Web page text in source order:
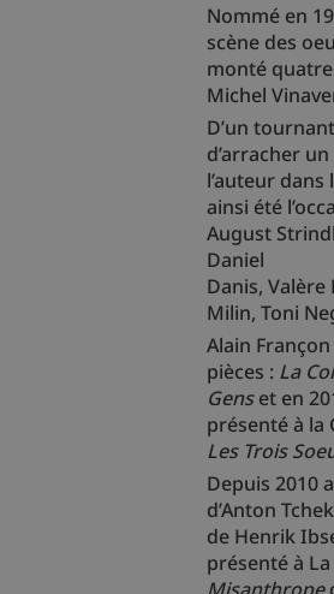
Nommé en
scène des
monté
Michel
D’un
d’arracher
l’auteur
ainsi été
August
Daniel
Danis,
Milin, Toni
Alain
pièces : La
Genset en
présenté à la
Les Trois
Depuis 2010
d’Anton
de Henrik
présenté à
Misanthrope